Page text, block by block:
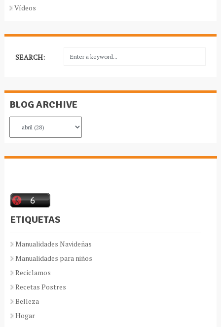
Vídeos
SEARCH:
BLOG ARCHIVE
ETIQUETAS
Manualidades Navideñas
Manualidades para niños
Reciclamos
Recetas Postres
Belleza
Hogar